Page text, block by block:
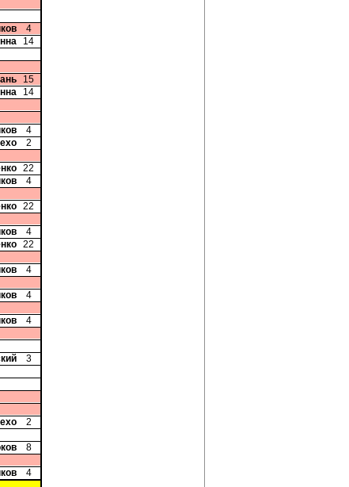
4
14
15
14
4
2
22
4
22
4
22
4
4
4
3
2
8
4